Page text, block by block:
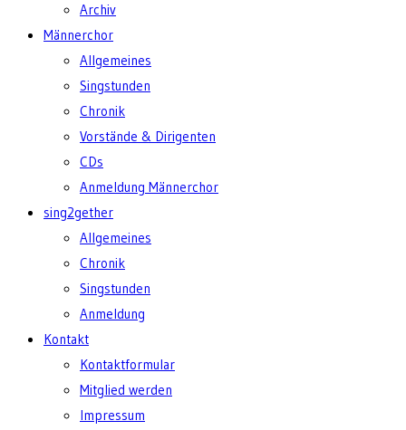
Archiv
Männerchor
Allgemeines
Singstunden
Chronik
Vorstände & Dirigenten
CDs
Anmeldung Männerchor
sing2gether
Allgemeines
Chronik
Singstunden
Anmeldung
Kontakt
Kontaktformular
Mitglied werden
Impressum